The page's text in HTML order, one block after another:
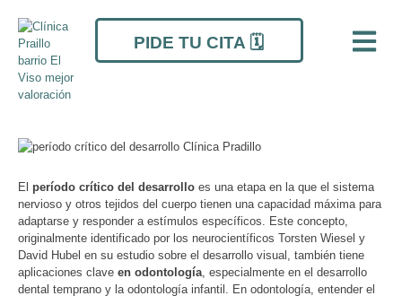
contenido
PIDE TU CITA 🗓️
El período crítico del desarrollo es una etapa en la que el sistema
nervioso y otros tejidos del cuerpo tienen una capacidad máxima para
adaptarse y responder a estímulos específicos. Este concepto,
originalmente identificado por los neurocientíficos Torsten Wiesel y
David Hubel en su estudio sobre el desarrollo visual, también tiene
aplicaciones clave en odontología , especialmente en el desarrollo
dental temprano y la odontología infantil. En odontología, entender el
de
entradas